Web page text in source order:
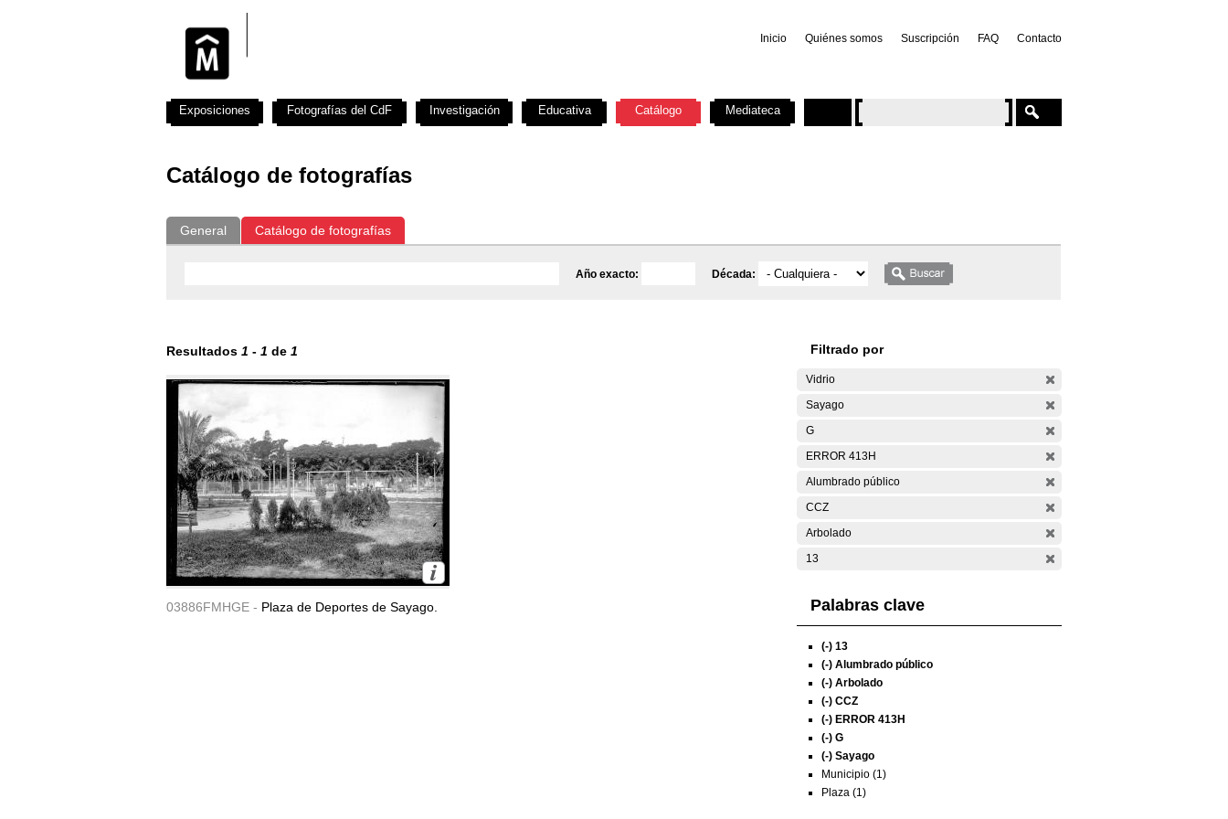
Inicio Quiénes somos Suscripción FAQ Contacto
Catálogo de fotografías
General Catálogo de fotografías
Año exacto: Década:
Resultados 1 - 1 de 1
03886FMHGE - Plaza de Deportes de Sayago.
Filtrado por
Vidrio
Sayago
G
ERROR 413H
Alumbrado público
CCZ
Arbolado
13
Palabras clave
(-) 13
(-) Alumbrado público
(-) Arbolado
(-) CCZ
(-) ERROR 413H
(-) G
(-) Sayago
Municipio (1)
Plaza (1)
Exposiciones Fotografías del CdF Investigación Educativa Catálogo Mediateca